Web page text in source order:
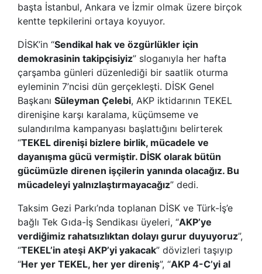
başta İstanbul, Ankara ve İzmir olmak üzere birçok
kentte tepkilerini ortaya koyuyor.
DİSK’in “Sendikal hak ve özgürlükler için
demokrasinin takipçisiyiz” sloganıyla her hafta
çarşamba günleri düzenlediği bir saatlik oturma
eyleminin 7’ncisi dün gerçekleşti. DİSK Genel
Başkanı Süleyman Çelebi, AKP iktidarının TEKEL
direnişine karşı karalama, küçümseme ve
sulandırılma kampanyası başlattığını belirterek
“TEKEL direnişi bizlere birlik, mücadele ve
dayanışma gücü vermiştir. DİSK olarak bütün
gücümüzle direnen işçilerin yanında olacağız. Bu
mücadeleyi yalnızlaştırmayacağız” dedi.
Taksim Gezi Parkı’nda toplanan DİSK ve Türk-İş’e
bağlı Tek Gıda-İş Sendikası üyeleri, “AKP’ye
verdiğimiz rahatsızlıktan dolayı gurur duyuyoruz”,
“TEKEL’in ateşi AKP’yi yakacak” dövizleri taşıyıp
“Her yer TEKEL, her yer direniş”, “AKP 4-C’yi al